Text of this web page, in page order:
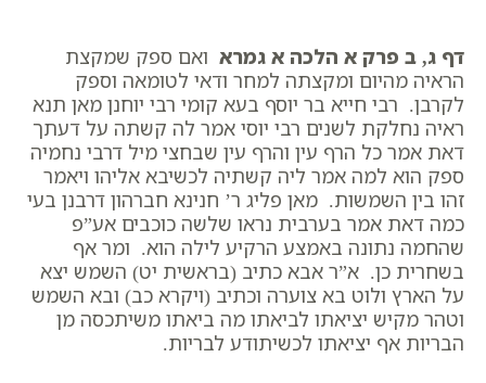
דף ג, ב פרק א הלכה א גמרא ואם ספק שמקצת
הראיה מהיום ומקצתה למחר ודאי לטומאה וספק
לקרבן. רבי חייא בר יוסף בעא קומי רבי יוחנן מאן תנא
ראיה נחלקת לשנים רבי יוסי אמר לה קשתה על דעתך
דאת אמר כל הרף עין והרף עין שבחצי מיל דרבי נחמיה
ספק הוא למה אמר ליה קשתיה לכשיבא אליהו ויאמר
זהו בין השמשות. מאן פליג ר’ חנינא חברהון דרבנן בעי
כמה דאת אמר בערבית נראו שלשה כוכבים אע”פ
שהחמה נתונה באמצע הרקיע לילה הוא. ומר אף
בשחרית כן. א”ר אבא כתיב (בראשית יט) השמש יצא
על הארץ ולוט בא צוערה וכתיב (ויקרא כב) ובא השמש
וטהר מקיש יציאתו לביאתו מה ביאתו משיתכסה מן
הבריות אף יציאתו לכשיתודע לבריות.